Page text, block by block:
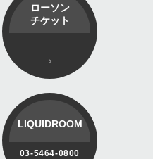
ローソン
チケット
LIQUIDROOM
03-5464-0800